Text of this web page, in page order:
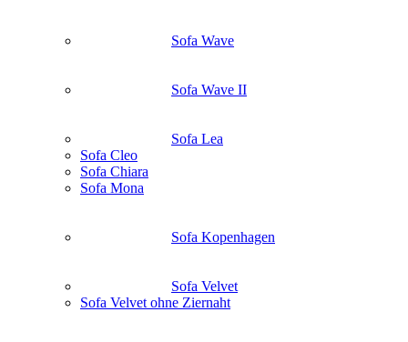
Sofa Wave
Sofa Wave II
Sofa Lea
Sofa Cleo
Sofa Chiara
Sofa Mona
Sofa Kopenhagen
Sofa Velvet
Sofa Velvet ohne Ziernaht